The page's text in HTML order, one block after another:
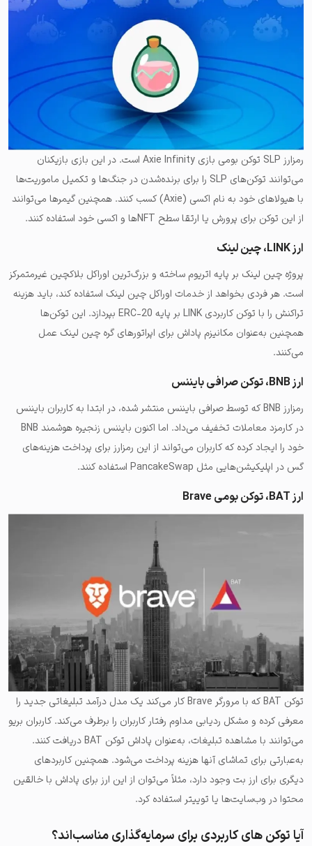
رمزارز SLP توکن بومی بازی Axie Infinity است. در این بازی بازیکنان
می‌توانند توکن‌های SLP را برای برنده‌شدن در جنگ‌ها و تکمیل ماموریت‌ها
با هیولاهای خود به نام اکسی (Axie) کسب کنند. همچنین گیمرها می‌توانند
از این توکن برای پرورش یا ارتقا سطح NFTها و اکسی خود استفاده کنند.
ارز LINK، چین لینک
پروژه چین لینک بر پایه اتریوم ساخته و بزرگ‌ترین اوراکل بلاکچین غیرمتمرکز
است. هر فردی بخواهد از خدمات اوراکل چین لینک استفاده کند، باید هزینه
تراکنش را با توکن کاربردی LINK بر پایه ERC-20 بپردازد. این توکن‌ها
همچنین به‌عنوان مکانیزم پاداش برای اپراتورهای گره چین لینک عمل
می‌کنند.
ارز BNB، توکن صرافی بایننس
رمزارز BNB که توسط صرافی بایننس منتشر شده، در ابتدا به کاربران بایننس
در کارمزد معاملات تخفیف می‌داد. اما اکنون بایننس زنجیره هوشمند BNB
خود را ایجاد کرده که کاربران می‌تواند از این رمزارز برای پرداخت هزینه‌های
گس در اپلیکیشن‌هایی مثل PancakeSwap استفاده کنند.
ارز BAT، توکن بومی Brave
توکن BAT که با مرورگر Brave کار می‌کند یک مدل درآمد تبلیغاتی جدید را
معرفی کرده و مشکل ردیابی مداوم رفتار کاربران را برطرف می‌کند. کاربران بریو
می‌توانند با مشاهده تبلیغات، به‌عنوان پاداش توکن BAT دریافت کنند.
به‌عبارتی برای تماشای آنها هزینه پرداخت می‌شود. همچنین کاربردهای
دیگری برای ارز بت وجود دارد، مثلاً می‌توان از این ارز برای پاداش با خالقین
محتوا در وب‌سایت‌ها یا توییتر استفاده کرد.
آیا توکن های کاربردی برای سرمایه‌گذاری مناسب‌اند؟